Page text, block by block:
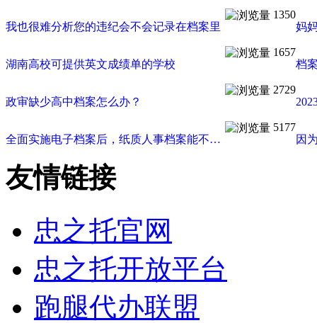
我也很难分析您的违纪会不会记录在档案里
1350
妈
湖南高校可提供英文成绩单的学校
1657
档
政审缺少高中档案怎么办？
2729
全面实施电子档案后，纸质人事档案能不能废除？
5177
友情链接
忠之托官网
忠之托开放平台
跑腿代办联盟